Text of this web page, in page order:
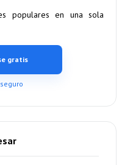
populares en una sola
gratis